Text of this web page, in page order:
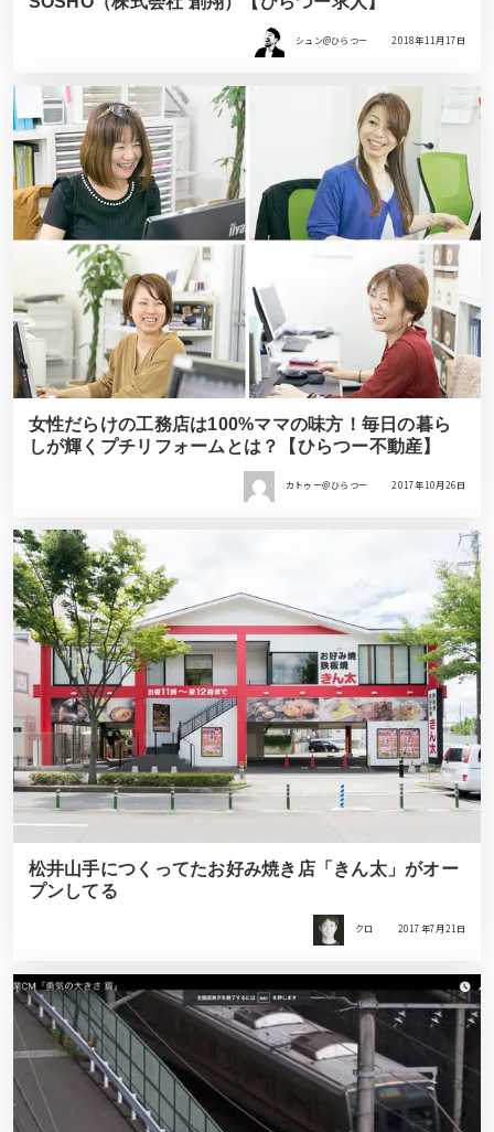
シュン@ひらつー 2018年11月17日
女性だらけの工務店は100%ママの味方！毎日の暮ら
しが輝くプチリフォームとは？【ひらつー不動産】
カトゥー＠ひらつー 2017年10月26日
松井山手につくってたお好み焼き店「きん太」がオー
プンしてる
クロ 2017年7月21日